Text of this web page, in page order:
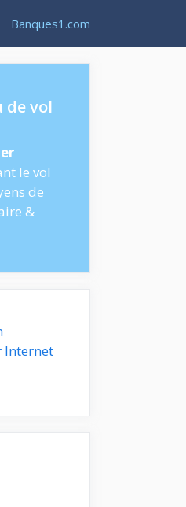
Banques1.com
de vol
le vol
de
&
Internet